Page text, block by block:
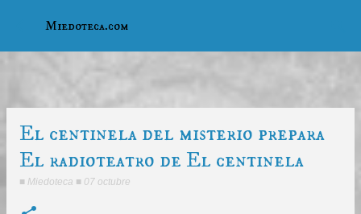
Miedoteca.com
El centinela del misterio prepara
El radioteatro de El centinela
■ Miedoteca ■ 07 octubre